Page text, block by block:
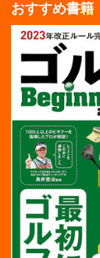
おすすめ書籍